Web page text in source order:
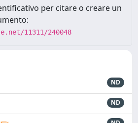
per citare o creare un
11311/240048
ND
ND